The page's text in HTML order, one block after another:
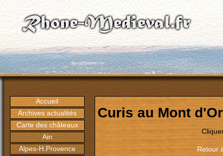
Accueil
Archives actualités
Carte des châteaux
Ain
Alpes-H.Provence
Curis au Mont d'Or
Retour